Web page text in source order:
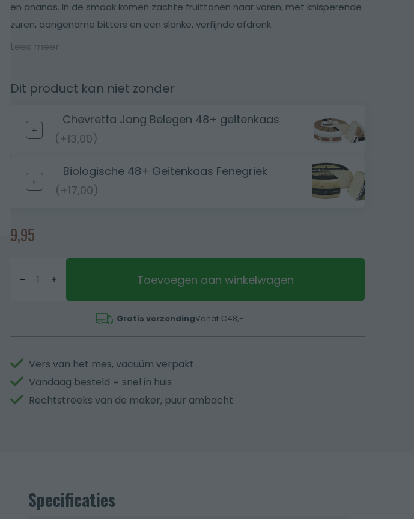
en ananas. In de smaak komen zachte fruittonen naar voren, met knisperende
zuren, aangename bitters en een slanke, verfijnde afdronk.
Lees meer
Dit product kan niet zonder
Chevretta Jong Belegen 48+ geitenkaas
(+13,00)
Biologische 48+ Geitenkaas Fenegriek
(+17,00)
9,95
Toevoegen aan winkelwagen
Gratis verzendingVanaf €48,-
Vers van het mes, vacuüm verpakt
Vandaag besteld = snel in huis
Rechtstreeks van de maker, puur ambacht
Specificaties